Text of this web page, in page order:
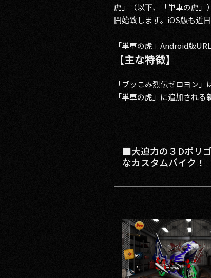
虎」（以下、「単車の虎」
開始致します。iOS版も近
「単車の虎」Android版URL
【主な特徴】
「ブッこみ烈伝ゼロヨン
「単車の虎」に追加される
■大迫力の３Dポリ
なカスタムバイク！